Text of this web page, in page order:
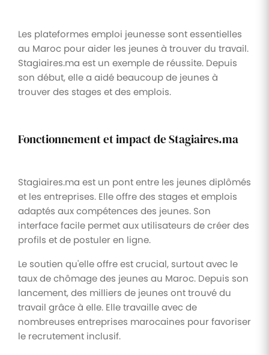
Les plateformes emploi jeunesse sont essentielles
au Maroc pour aider les jeunes à trouver du travail.
Stagiaires.ma est un exemple de réussite. Depuis
son début, elle a aidé beaucoup de jeunes à
trouver des stages et des emplois.
Fonctionnement et impact de Stagiaires.ma
Stagiaires.ma est un pont entre les jeunes diplômés
et les entreprises. Elle offre des stages et emplois
adaptés aux compétences des jeunes. Son
interface facile permet aux utilisateurs de créer des
profils et de postuler en ligne.
Le soutien qu'elle offre est crucial, surtout avec le
taux de chômage des jeunes au Maroc. Depuis son
lancement, des milliers de jeunes ont trouvé du
travail grâce à elle. Elle travaille avec de
nombreuses entreprises marocaines pour favoriser
le recrutement inclusif.